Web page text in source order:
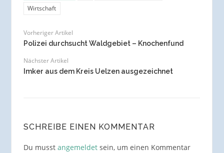
Wirtschaft
Vorheriger Artikel
Polizei durchsucht Waldgebiet – Knochenfund
Nächster Artikel
Imker aus dem Kreis Uelzen ausgezeichnet
SCHREIBE EINEN KOMMENTAR
Du musst angemeldetsein, um einen Kommentar